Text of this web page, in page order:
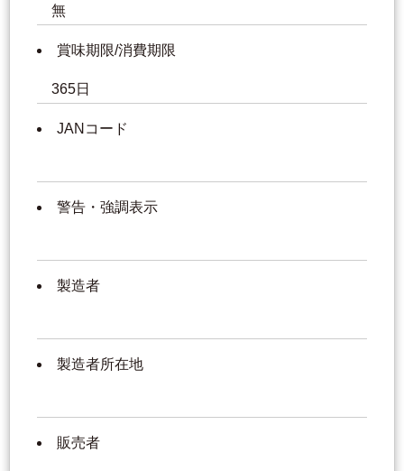
無
賞味期限/消費期限
365日
JANコード
警告・強調表示
製造者
製造者所在地
販売者